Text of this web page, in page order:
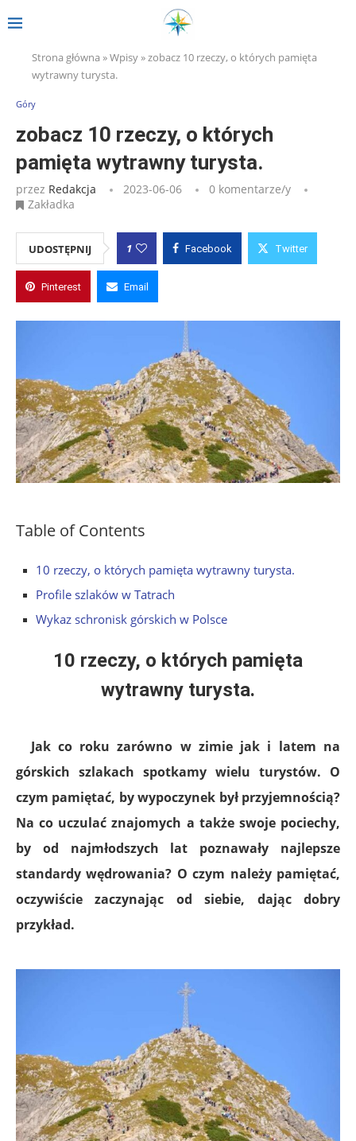
Strona główna »Wpisy»zobacz 10 rzeczy, o których pamięta
wytrawny turysta.
Góry
zobacz 10 rzeczy, o których
pamięta wytrawny turysta.
przez Redakcja 2023-06-06
0 komentarze/y
Zakładka
UDOSTĘPNIJ 1 Facebook Twitter
Pinterest Email
Table of Contents
10 rzeczy, o których pamięta wytrawny turysta.
Profile szlaków w Tatrach
Wykaz schronisk górskich w Polsce
10 rzeczy, o których pamięta
wytrawny turysta.
Jak co roku zarówno w zimie jak i latem na
górskich szlakach spotkamy wielu turystów. O
czym pamiętać, by wypoczynek był przyjemnością?
Na co uczulać znajomych a także swoje pociechy,
by od najmłodszych lat poznawały najlepsze
standardy wędrowania? O czym należy pamiętać,
oczywiście zaczynając od siebie, dając dobry
przykład.